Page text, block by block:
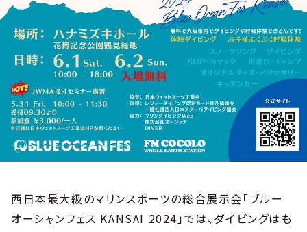
西日本最大級のマリンスポーツの総合展示会「ブルー
オーシャンフェス KANSAI 2024」では、ダイビングはも